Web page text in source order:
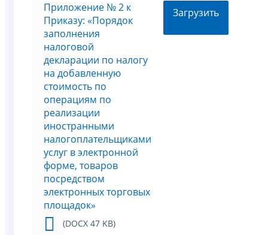
Приложение № 2 к
Приказу: «Порядок
заполнения
налоговой
декларации по налогу
на добавленную
стоимость по
операциям по
реализации
иностранными
налогоплательщиками
услуг в электронной
форме, товаров
посредством
электронных торговых
площадок»
(DOCX 47 KB)
Загрузить